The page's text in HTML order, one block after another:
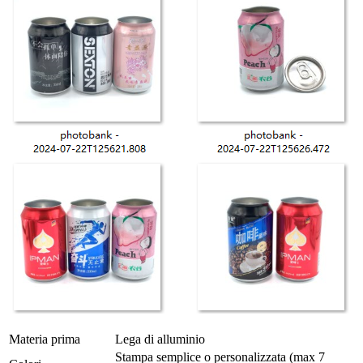
Materia prima
Lega di alluminio
Stampa semplice o personalizzata (max 7